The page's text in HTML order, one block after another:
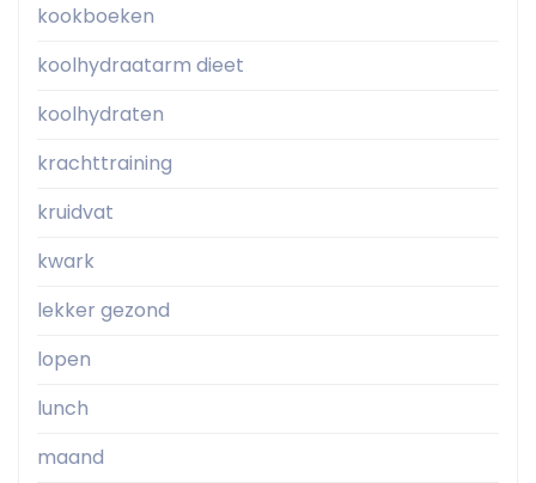
kookboeken
koolhydraatarm dieet
koolhydraten
krachttraining
kruidvat
kwark
lekker gezond
lopen
lunch
maand